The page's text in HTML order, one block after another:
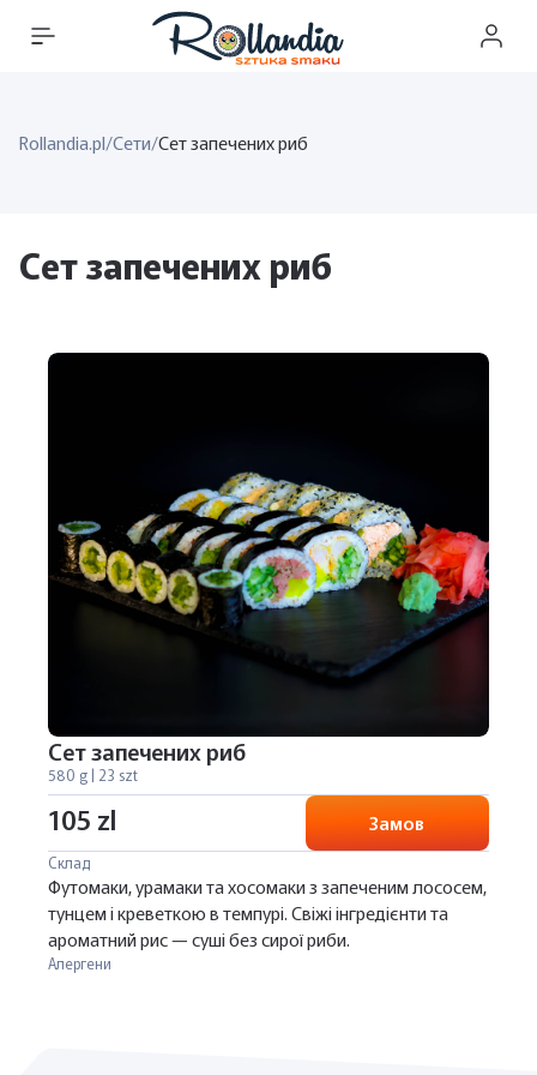
Rollandia.pl/Сети/Сет запечених риб
Сет запечених риб
Сет запечених риб
580 g | 23 szt
105 zl Замов
Склад
Футомаки, урамаки та хосомаки з запеченим лососем,
тунцем і креветкою в темпурі. Свіжі інгредієнти та
ароматний рис — суші без сирої риби.
Алергени